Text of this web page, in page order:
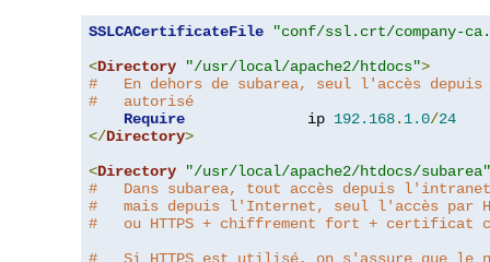
SSLCACertificateFile
"conf/ssl.crt/company-
<Directory "/usr/local/apache2/htdocs">
#   En dehors de subarea, seul l'accès
#   autorisé
Require
              ip
192.168. 1.0/24
</Directory>
<Directory
"/usr/local/apache2/htdocs/subarea"
#   Dans subarea, tout accès depuis
#   mais depuis l'Internet, seul l'accès par
#   ou HTTPS + chiffrement fort +